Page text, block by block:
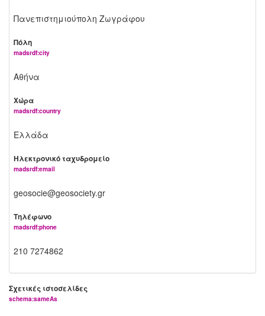
Πανεπιστημιούπολη Ζωγράφου
Πόλη
madsrdf:city
Αθήνα
Χώρα
madsrdf:country
Ελλάδα
Ηλεκτρονικό ταχυδρομείο
madsrdf:email
geosocie@geosociety.gr
Τηλέφωνο
madsrdf:phone
210 7274862
Σχετικές ιστοσελίδες
schema:sameAs